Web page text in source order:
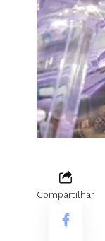
Compartilhar